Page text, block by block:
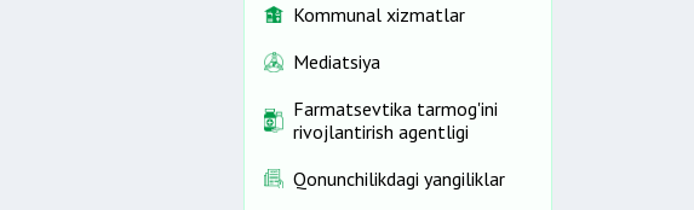
Kommunal xizmatlar
Mediatsiya
Farmatsevtika tarmog'ini
rivojlantirish agentligi
Qonunchilikdagi yangiliklar